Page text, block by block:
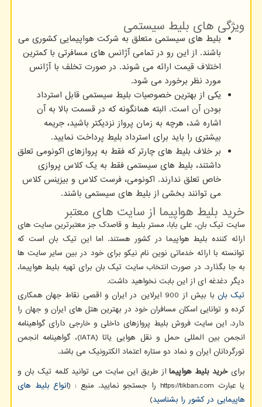
ویژگی های بلیط سیستمی
بلیط های سیستمی متعلق به شرکت هواپیمایی کشوری می
باشند. از این رو در تمامی آژانس های مسافرتی با کمترین
اختلاف قیمت ارائه می شوند. در صورت تخلف با آژانس
مورد نظر برخورد می شود.
یکی از بهترین خصوصیات بلیط سیستمی قابل استرداد
بودن آن است. البته همانگونه که در قسمت بالا به آن
اشاره شد، هرچه به زمان پرواز نزدیکتر باشید، جریمه
بیشتری را باید برای استرداد بلیط پرداخت نمایید.
بر خلاف بلیط های چارتر که فقط به پروازهای اکونومی تعلق
داشتند، بلیط های سیستمی فقط به یک کلاس پروازی
خاص تعلق ندارند. اکونومی، فرست کلاس و بیزینس کلاس
می توانند بخشی از بلیط های سیستمی باشند.
خرید بلیط هواپیما از سایت های معتبر
سایت تیک بان، علی بابا، مستر بلیط و قاصدک جز معتبرترین سایت های
ارائه کننده بلیط هواپیما در کشور هستند. اما این تیک بان است که
توانسته با ارائه خدماتی نوین نام نیکو برای خود در بین سایر سایت ها
به جا بگذارد. در صورت انتخاب سایت تیک بان برای تهیه بلیط هواپیما،
دیگر دغدغه ای از این بابت نخواهید داشت.
تیک بان
با بیش از 900 ایرلاین در ایران و اقصی نقاط جهان همکاری
کرده و توانایی اسکان مسافران خود در بهترین هتل های ایران و جهان را
دارد. این سایت فروش بلیط پروازهای داخلی و خارجی دارای گواهینامه
انجمن بین المللی حمل و نقل هوایی یاتا (IATA)، گواهینامه انجمن
تورگردانان ایران و نماد دو ستاره اعتماد الکترونیک می باشد.
برایخرید بلیط هواپیمااز طریق این سایت می توانید کلمه تیک بان و
یا عبارت https://tikban.com را جستجو نمایید. منبع : (انواع بلیط های
هاپیمایی در کشور را بشناسید)